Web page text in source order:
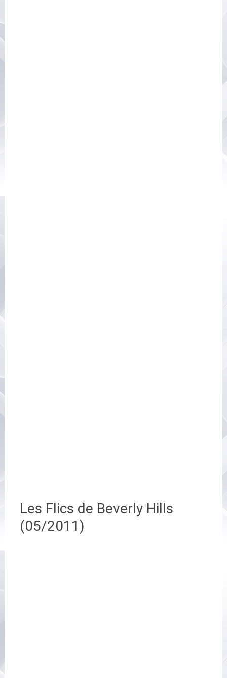
Les Flics de Beverly Hills
(05/2011)